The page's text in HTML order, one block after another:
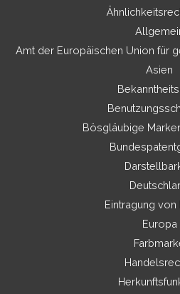
Amt der Europäischen Union für
Asien
Bösgläubige
Eintragung von
Europa